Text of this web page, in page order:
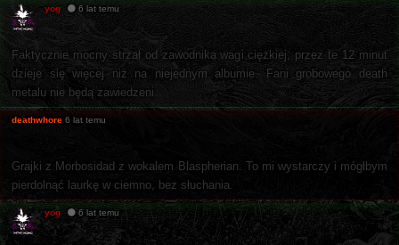
yog 6 lat temu
Faktycznie mocny strzał od zawodnika wagi ciężkiej, przez te 12 minut
dzieje się więcej niż na niejednym albumie. Fani grobowego death
metalu nie będą zawiedzeni.
deathwhore 6 lat temu
Grajki z Morbosidad z wokalem Blaspherian. To mi wystarczy i mógłbym
pierdolnąć laurkę w ciemno, bez słuchania.
yog 6 lat temu